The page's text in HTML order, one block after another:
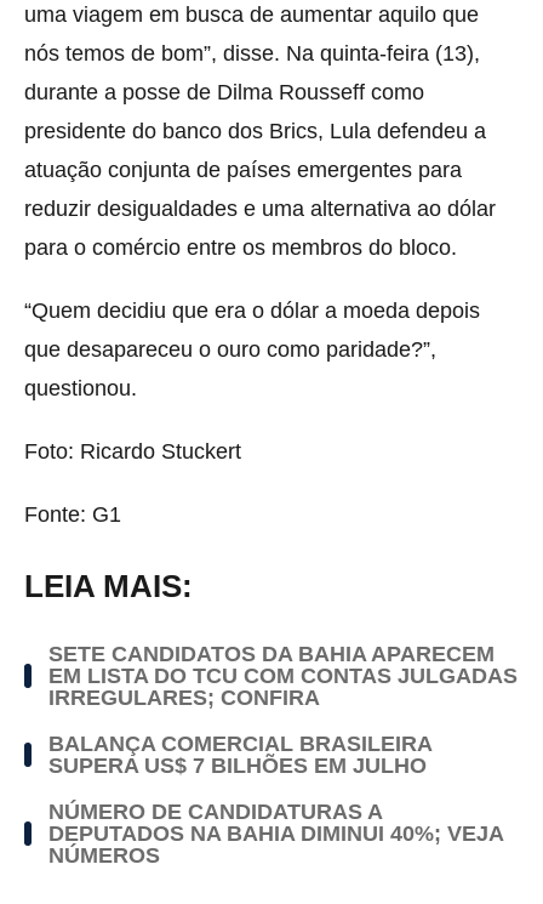
uma viagem em busca de aumentar aquilo que
nós temos de bom”, disse. Na quinta-feira (13),
durante a posse de Dilma Rousseff como
presidente do banco dos Brics, Lula defendeu a
atuação conjunta de países emergentes para
reduzir desigualdades e uma alternativa ao dólar
para o comércio entre os membros do bloco.
“Quem decidiu que era o dólar a moeda depois
que desapareceu o ouro como paridade?”,
questionou.
Foto: Ricardo Stuckert
Fonte: G1
LEIA MAIS:
SETE CANDIDATOS DA BAHIA APARECEM
EM LISTA DO TCU COM CONTAS JULGADAS
IRREGULARES; CONFIRA
BALANÇA COMERCIAL BRASILEIRA
SUPERA US$ 7 BILHÕES EM JULHO
NÚMERO DE CANDIDATURAS A
DEPUTADOS NA BAHIA DIMINUI 40%; VEJA
NÚMEROS